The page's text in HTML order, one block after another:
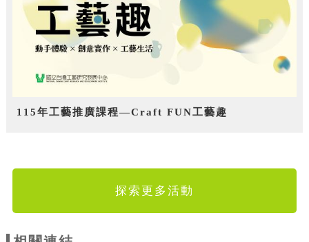
115年工藝推廣課程—Craft FUN工藝趣
探索更多活動